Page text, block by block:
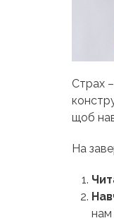
Страх
щоб
На
нам